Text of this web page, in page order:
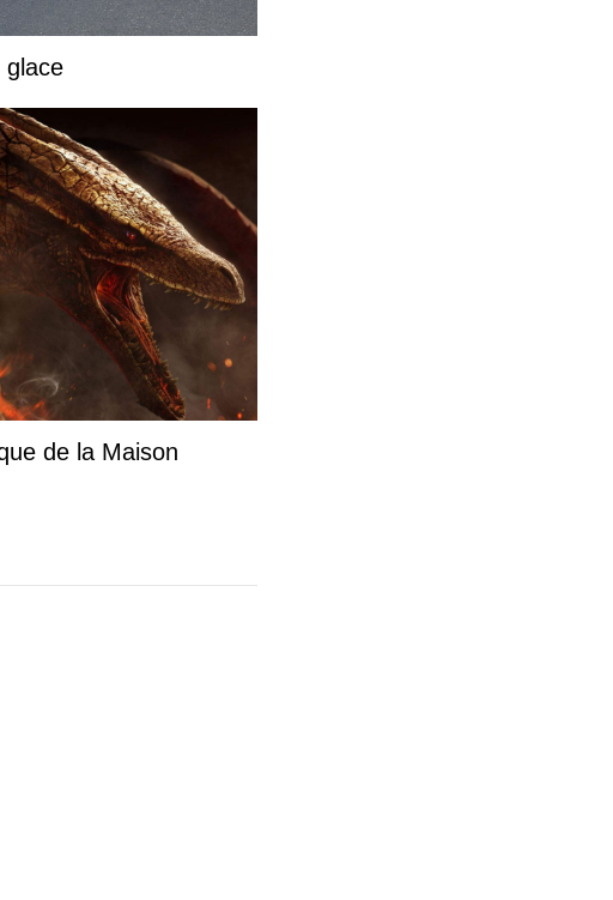
glace
de la Maison